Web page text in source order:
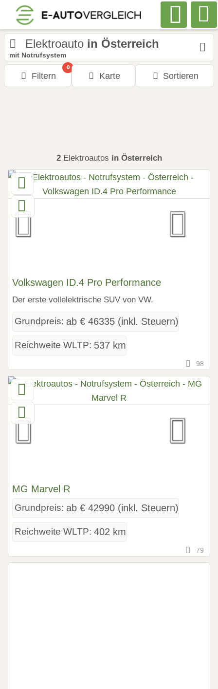
Elektroauto in Österreich
mit Notrufsystem
Filtern
0
Karte Sortieren
2Elektroautos in Österreich
Volkswagen ID.4 Pro Performance
Der erste vollelektrische SUV von VW.
Grundpreis: ab € 46335 (inkl. Steuern)
Reichweite WLTP: 537 km
98
MG Marvel R
Grundpreis: ab € 42990 (inkl. Steuern)
Reichweite WLTP: 402 km
79